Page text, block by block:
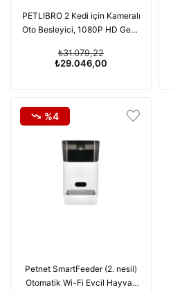
PETLIBRO 2 Kedi için Kameralı
Oto Besleyici, 1080P HD Gece
₺29.046,00
₺31.079,22
Petnet SmartFeeder (2. nesil)
Otomatik Wi-Fi Evcil Hayvan
%4